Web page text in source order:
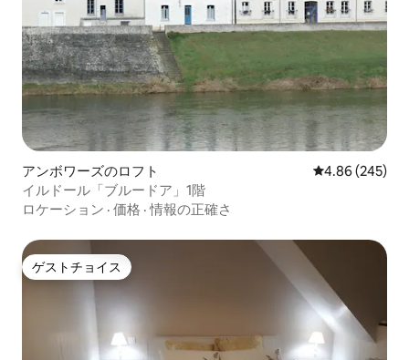
アンボワーズのロフト レビュー245
4.86 (245)
イルドール「ブルードア」1階
ロケーション · 価格 ·情報の正確さ
ゲストチョイス
ゲストチョイス